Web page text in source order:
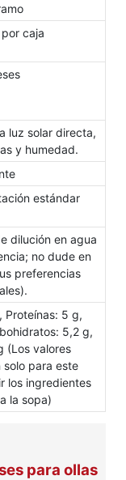
caja
luz solar directa,
y humedad.
estándar
dilución en agua
no dude en
preferencias
Proteínas: 5 g,
5,2 g,
(Los valores
solo para este
los ingredientes
la sopa)
para ollas